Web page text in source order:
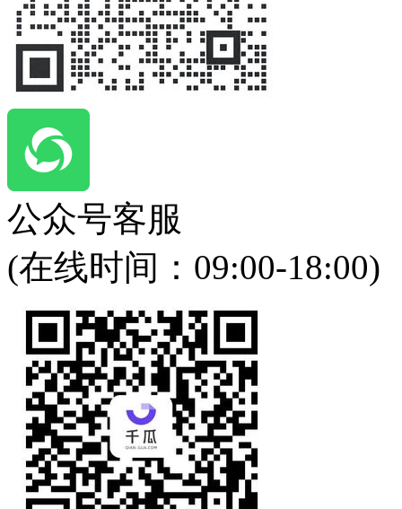
公众号客服
(在线时间： 09:00-18:00)